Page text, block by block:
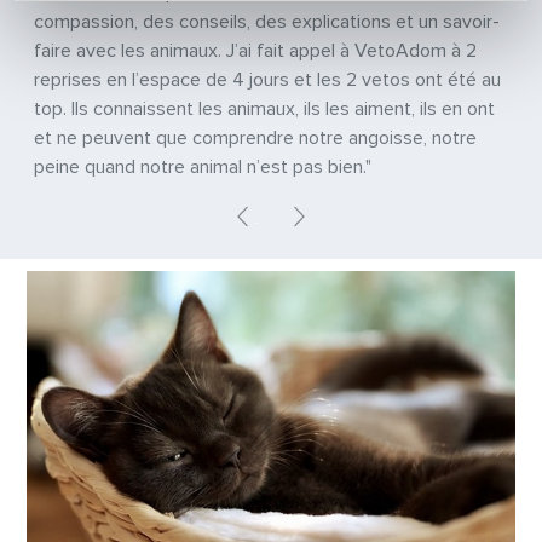
compassion, des conseils, des explications et un savoir-
faire avec les animaux. J’ai fait appel à VetoAdom à 2
reprises en l’espace de 4 jours et les 2 vetos ont été au
top. Ils connaissent les animaux, ils les aiment, ils en ont
et ne peuvent que comprendre notre angoisse, notre
peine quand notre animal n’est pas bien."
Previous